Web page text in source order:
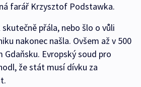
farář Krzysztof Podstawka.
přála, nebo šlo o vůli
nakonec našla. Ovšem až v 500
Evropský soud pro
že stát musí dívku za